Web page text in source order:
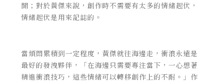
開；對於黃傑來說，創作時不需要有太多的情緒起伏，
情緒起伏是用來記誌的。
當煩悶累積到一定程度，黃傑就往海邊走，衝浪永遠是
最好的發洩夥伴，「在海邊只需要專注當下，一心想著
精進衝浪技巧，這些情緒可以轉移創作上的不耐。」作